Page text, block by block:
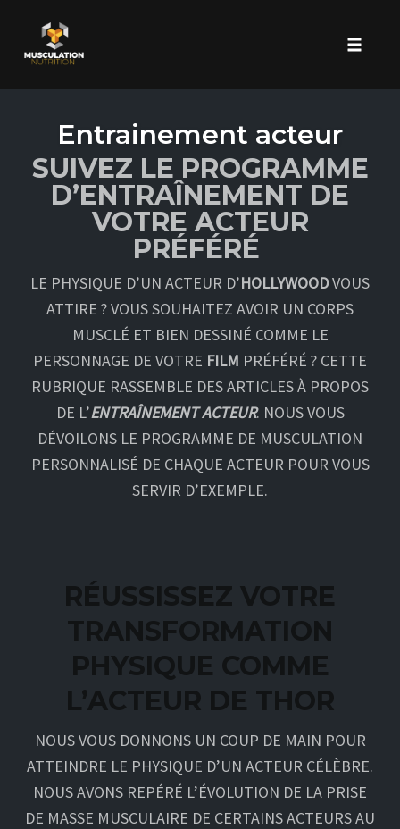
content
Entrainement acteur
SUIVEZ LE PROGRAMME
D’ENTRAÎNEMENT DE
VOTRE ACTEUR
PRÉFÉRÉ
LE PHYSIQUE D’UN ACTEUR D’HOLLYWOODVOUS
ATTIRE ? VOUS SOUHAITEZ AVOIR UN CORPS
MUSCLÉ ET BIEN DESSINÉ COMME LE
PERSONNAGE DE VOTRE FILM PRÉFÉRÉ ? CETTE
RUBRIQUE RASSEMBLE DES ARTICLES À PROPOS
DE L’ENTRAÎNEMENT ACTEUR. NOUS VOUS
DÉVOILONS LE PROGRAMME DE MUSCULATION
PERSONNALISÉ DE CHAQUE ACTEUR POUR VOUS
SERVIR D’EXEMPLE.
RÉUSSISSEZ VOTRE
TRANSFORMATION
PHYSIQUE COMME
L’ACTEUR DE THOR
NOUS VOUS DONNONS UN COUP DE MAIN POUR
ATTEINDRE LE PHYSIQUE D’UN ACTEUR CÉLÈBRE.
NOUS AVONS REPÉRÉ L’ÉVOLUTION DE LA PRISE
DE MASSE MUSCULAIRE DE CERTAINS ACTEURS AU